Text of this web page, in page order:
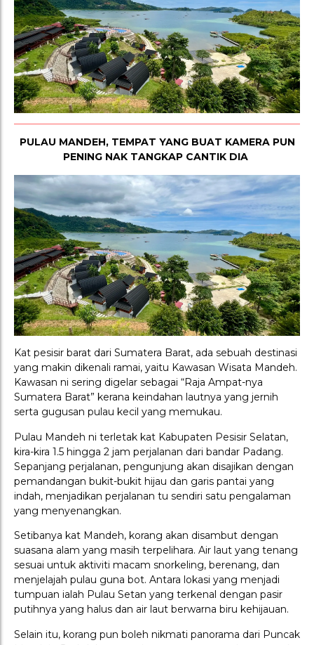
PULAU MANDEH, TEMPAT YANG BUAT KAMERA PUN
PENING NAK TANGKAP CANTIK DIA
Kat pesisir barat dari Sumatera Barat, ada sebuah destinasi
yang makin dikenali ramai, yaitu Kawasan Wisata Mandeh.
Kawasan ni sering digelar sebagai “Raja Ampat-nya
Sumatera Barat” kerana keindahan lautnya yang jernih
serta gugusan pulau kecil yang memukau.
Pulau Mandeh ni terletak kat Kabupaten Pesisir Selatan,
kira-kira 1.5 hingga 2 jam perjalanan dari bandar Padang.
Sepanjang perjalanan, pengunjung akan disajikan dengan
pemandangan bukit-bukit hijau dan garis pantai yang
indah, menjadikan perjalanan tu sendiri satu pengalaman
yang menyenangkan.
Setibanya kat Mandeh, korang akan disambut dengan
suasana alam yang masih terpelihara. Air laut yang tenang
sesuai untuk aktiviti macam snorkeling, berenang, dan
menjelajah pulau guna bot. Antara lokasi yang menjadi
tumpuan ialah Pulau Setan yang terkenal dengan pasir
putihnya yang halus dan air laut berwarna biru kehijauan.
Selain itu, korang pun boleh nikmati panorama dari Puncak